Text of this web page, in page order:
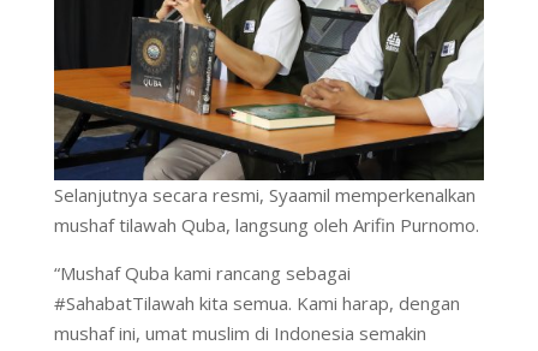
Selanjutnya secara resmi, Syaamil memperkenalkan
mushaf tilawah Quba, langsung oleh Arifin Purnomo.
“Mushaf Quba kami rancang sebagai
#SahabatTilawah kita semua. Kami harap, dengan
mushaf ini, umat muslim di Indonesia semakin